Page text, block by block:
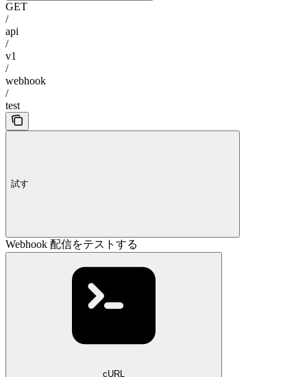
GET
/
api
/
v1
/
webhook
/
test
試す
Webhook 配信をテストする
cURL